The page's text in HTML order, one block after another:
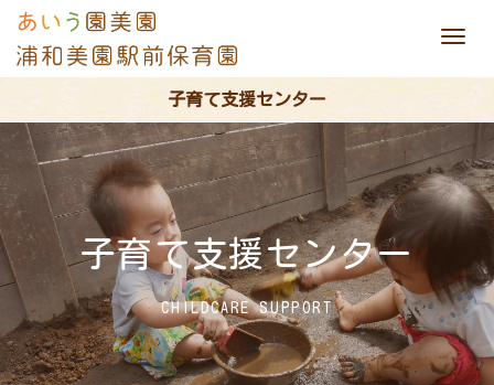
M
e
子育て支援センター
子育て支援センター
CHILDCARE SUPPORT